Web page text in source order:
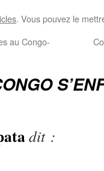
. Vous pouvez le
au Congo-
dit :